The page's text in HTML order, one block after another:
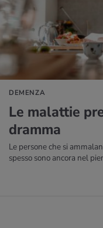
DEMENZA
Le ma­lat­tie
dram­ma
Le persone che si
spesso sono ancora nel
DI PIÙ